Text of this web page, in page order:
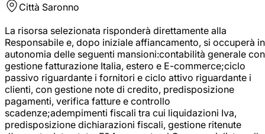
Città Saronno
La risorsa selezionata risponderà direttamente alla
Responsabile e, dopo iniziale affiancamento, si occuperà in
autonomia delle seguenti mansioni:contabilità generale con
gestione fatturazione Italia, estero e E-commerce;ciclo
passivo riguardante i fornitori e ciclo attivo riguardante i
clienti, con gestione note di credito, predisposizione
pagamenti, verifica fatture e controllo
scadenze;adempimenti fiscali tra cui liquidazioni Iva,
predisposizione dichiarazioni fiscali, gestione ritenute